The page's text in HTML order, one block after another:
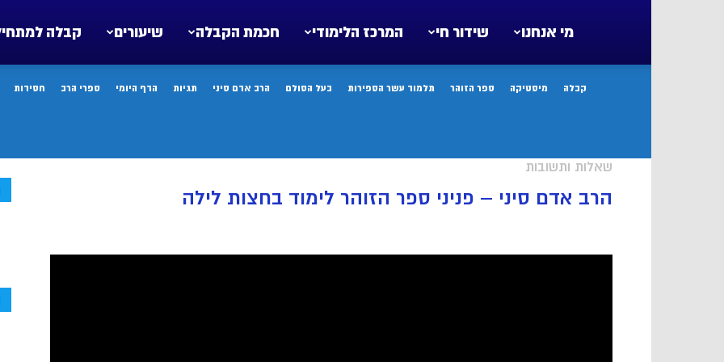
קבלה שיעורים חכמת הקבלה המרכז הלימודי שידור חי מי אנחנו
קבלה מיסטיקה ספר הזוהר תלמוד עשר הספירות בעל הסולם הרב אדם סיני תגיות הדף היומי ספרי הרב חסידות
שאלות ותשובות
הרב אדם סיני – פניני ספר הזוהר לימוד בחצות לילה